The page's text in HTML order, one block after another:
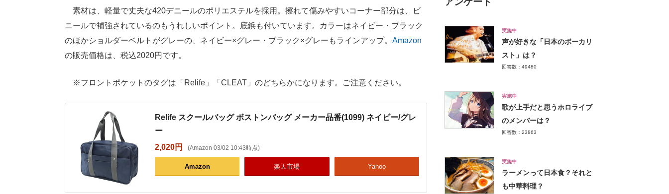
素材は、軽量で丈夫な420デニールのポリエステルを採用。擦れて傷みやすいコーナー部分は、ビ
ニールで補強されているのもうれしいポイント。底鋲も付いています。カラーはネイビー・ブラック
のほかショルダーベルトがグレーの、ネイビー×グレー・ブラック×グレーもラインアップ。 Amazon
の販売価格は、税込2020円です。
※フロントポケットのタグは「Relife」「CLEAT」のどちらかになります。ご注意ください。
Relife スクールバッグ ボストンバッグ メーカー品番(1099) ネイビー/グレ
ー
2,020円
(Amazon 03/02 10:43時点)
Amazon 楽天市場 Yahoo
実施中
声が好きな「日本のボーカリ
スト」は？
回答数：49480
実施中
歌が上手だと思うホロライブ
のメンバーは？
回答数：23863
実施中
ラーメンって日本食？それと
も中華料理？